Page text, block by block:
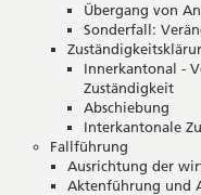
Übergang von
Sonderfall:
Innerkantonal -
Zuständigkeit
Abschiebung
Interkantonale
Fallführung
Ausrichtung der
Aktenführung und